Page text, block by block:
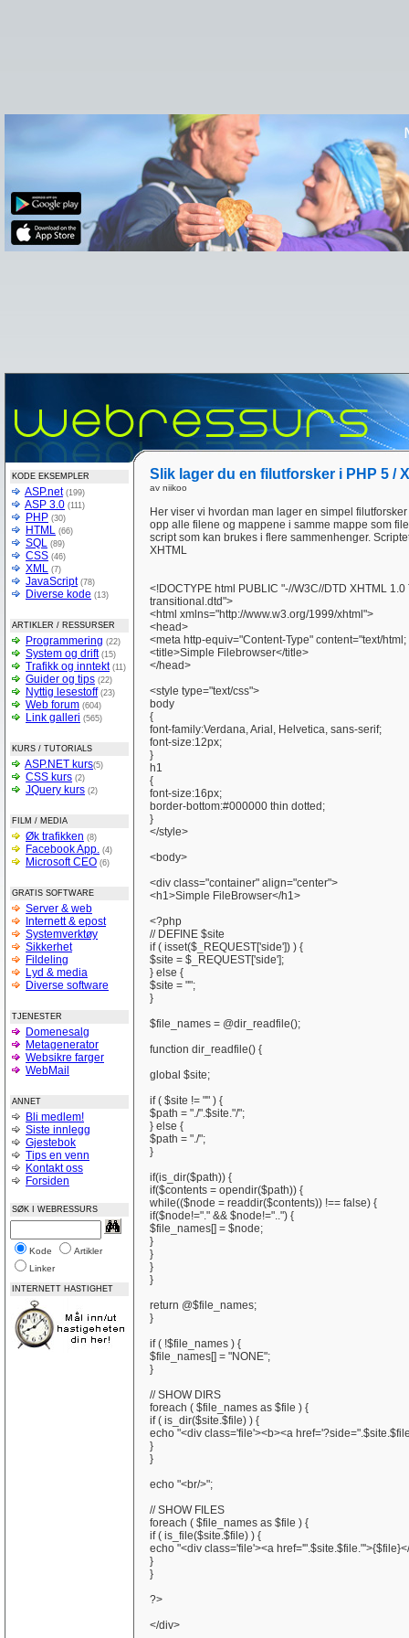
KODE EKSEMPLER
ASP.net (199)
ASP 3.0 (111)
PHP (30)
HTML (66)
SQL (89)
CSS (46)
XML (7)
JavaScript (78)
Diverse kode (13)
ARTIKLER / RESSURSER
Programmering (22)
System og drift (15)
Trafikk og inntekt (11)
Guider og tips (22)
Nyttig lesestoff (23)
Web forum (604)
Link galleri (565)
KURS / TUTORIALS
ASP.NET kurs(5)
CSS kurs (2)
JQuery kurs (2)
FILM / MEDIA
Øk trafikken (8)
Facebook App. (4)
Microsoft CEO (6)
GRATIS SOFTWARE
Server & web
Internett & epost
Systemverktøy
Sikkerhet
Fildeling
Lyd & media
Diverse software
TJENESTER
Domenesalg
Metagenerator
Websikre farger
WebMail
ANNET
Bli medlem!
Siste innlegg
Gjestebok
Tips en venn
Kontakt oss
Forsiden
SØK I WEBRESSURS
Kode
Artikler
Linker
INTERNETT HASTIGHET
Slik lager du en filutforsker i PHP 5 /
av niikoo
Her viser vi hvordan man lager en simpel
opp alle filene og mappene i samme mappe som
script som kan brukes i flere sammenhenger.
XHTML
<!DOCTYPE html PUBLIC "-//W3C//DTD XHTML
transitional.dtd">
<html xmlns="http://www.w3.org/1999/xhtml">
<head>
<meta http-equiv="Content-Type" content="text/
<title>Simple Filebrowser</title>
</head>
<style type="text/css">
body
{
font-family:Verdana, Arial, Helvetica, sans-serif;
font-size:12px;
}
h1
{
font-size:16px;
border-bottom:#000000 thin dotted;
}
</style>
<body>
<div class="container" align="center">
<h1>Simple FileBrowser</h1>
<?php
// DEFINE $site
if ( isset($_REQUEST['side']) ) {
$site = $_REQUEST['side'];
} else {
$site = "";
}
$file_names = @dir_readfile();
function dir_readfile() {
global $site;
if ( $site != "" ) {
$path = "./".$site."/";
} else {
$path = "./";
}
if(is_dir($path)) {
if($contents = opendir($path)) {
while(($node = readdir($contents)) !== false) {
if($node!="." && $node!="..") {
$file_names[] = $node;
}
}
}
}
return @$file_names;
}
if ( !$file_names ) {
$file_names[] = "NONE";
}
// SHOW DIRS
foreach ( $file_names as $file ) {
if ( is_dir($site.$file) ) {
echo "<div class='file'><b><a
}
}
echo "<br/>";
// SHOW FILES
foreach ( $file_names as $file ) {
if ( is_file($site.$file) ) {
echo "<div class='file'><a
}
}
?>
</div>